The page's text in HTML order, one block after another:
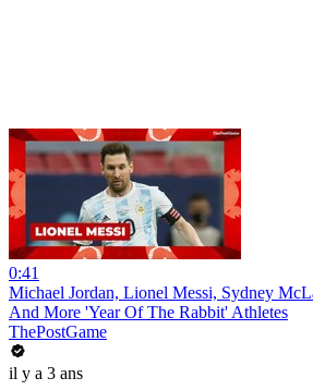
0:41
Michael Jordan, Lionel Messi, Sydney
And More 'Year Of The Rabbit' Athletes
ThePostGame
il y a 3 ans